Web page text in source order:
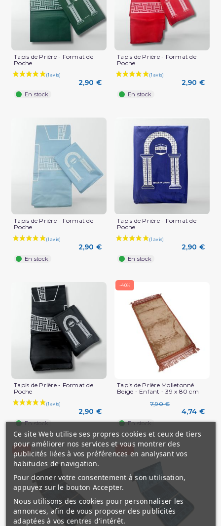
Tapis de Prière - Format de
Poche
2,90 €
En stock
Tapis de Prière - Format de
Poche
2,90 €
En stock
Tapis de Prière - Format de
Poche
2,90 €
En stock
Tapis de Prière - Format de
Poche
2,90 €
En stock
Tapis de Prière - Format de
Poche
2,90 €
En stock
-40%
Tapis de Prière Molletonné
Beige - Enfant - 39 x 80 cm
7,90 €
4,74 €
En stock
Ce site Web utilise ses propres cookies et ceux de tiers
pour améliorer nos services et vous montrer des
publicités liées à vos préférences en analysant vos
habitudes de navigation.
Pour donner votre consentement à son utilisation,
appuyez sur le bouton Accepter.
Nous utilisons des cookies pour personnaliser les
annonces, afin de vous proposer des publicités
adaptées à vos centres d'intérêt.